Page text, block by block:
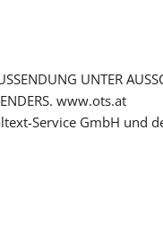
UNTER
www.ots.at
Service GmbH und